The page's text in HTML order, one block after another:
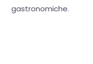
gastronomiche.